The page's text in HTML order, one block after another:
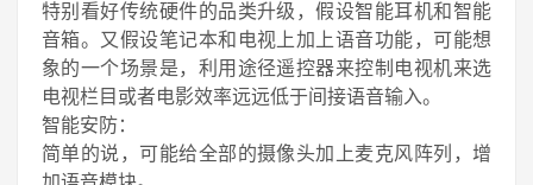
特别看好传统硬件的品类升级，假设智能耳机和智能
音箱。又假设笔记本和电视上加上语音功能，可能想
象的一个场景是，利用途径遥控器来控制电视机来选
电视栏目或者电影效率远远低于间接语音输入。
智能安防：
简单的说，可能给全部的摄像头加上麦克风阵列，增